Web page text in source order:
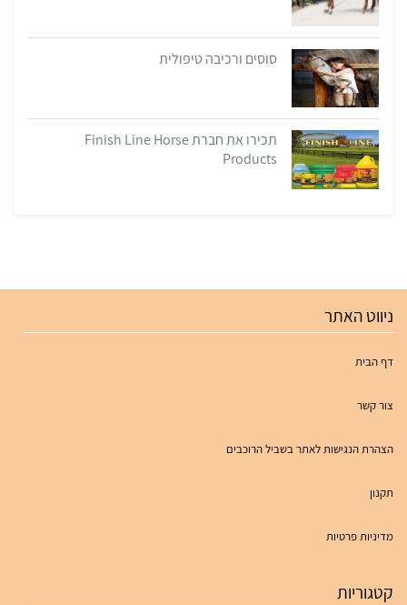
סוסים ורכיבה טיפולית
תכירו את חברת Finish Line Horse
Products
ניווט האתר
דף הבית
צור קשר
הצהרת הנגישות לאתר בשביל הרוכבים
תקנון
מדיניות פרטיות
קטגוריות